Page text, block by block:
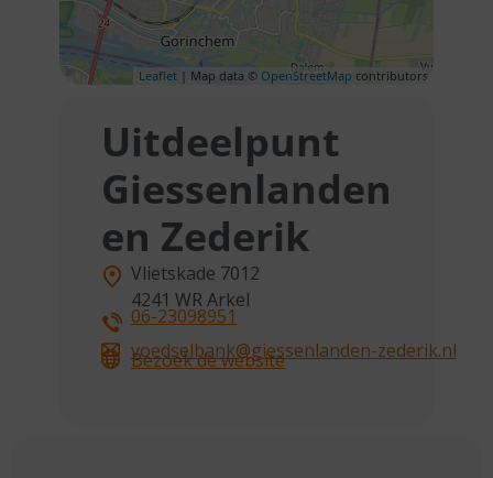
Leaflet | Map data © OpenStreetMap contributors
Uitdeelpunt
Giessenlanden
en Zederik
Vlietskade 7012
4241 WRArkel
06-23098951
voedselbank@giessenlanden-zederik.nl
Bezoek de website